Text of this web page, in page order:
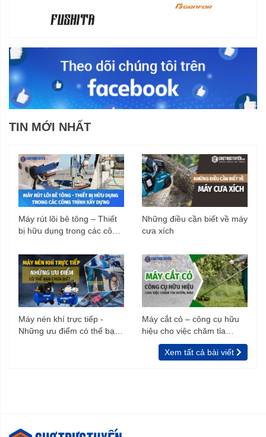
kéo hỗ trợ di chuyển
Máy rửa xe Makita HW111 có thiết kế đơn giản, gọn nhẹ,
trọng lượng 7,4 kg. Các thiết bị có thể lắp ráp dễ dàng và
nhanh chóng. Tay cầm cùng bánh xe được bố trí rất tiện lợi
giúp người dùng di chuyển, kéo máy tới bất kỳ vị trí nào
mong muốn.
Đầy đủ phụ kiện kèm theo
Bộ sản phẩm bao gồm thân máy, dây dẫn, súng xịt, đầu
TIN MỚI NHẤT
Máy rút lõi bê tông – Thiết
bị hữu dụng trong các công
Những điều cần biết về máy
cưa xích
Máy nén khí trực tiếp -
Những ưu điểm có thể bạn
Máy cắt cỏ – công cụ hữu
hiệu cho việc chăm tỉa
vườn, rào
Xem tất cả bài viết